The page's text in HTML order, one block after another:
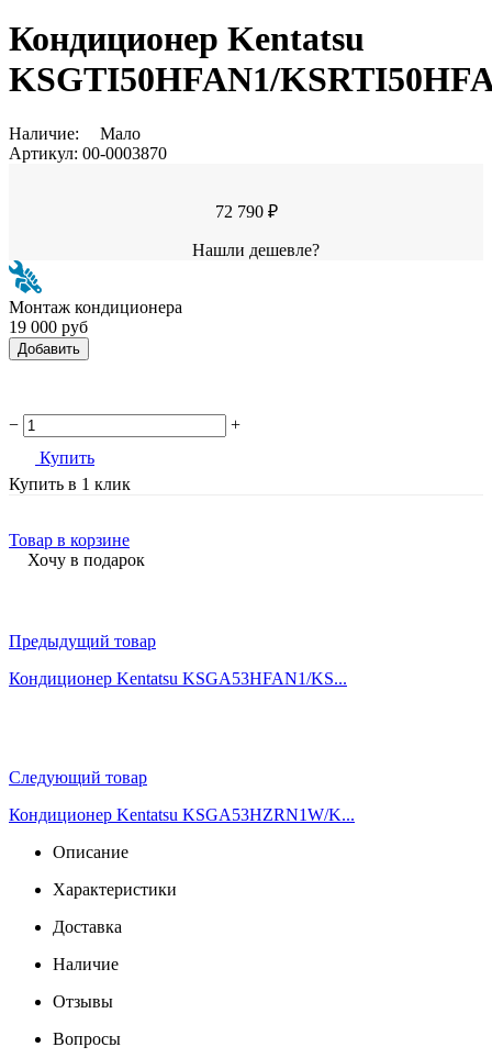
Кондиционер Kentatsu
KSGTI50HFAN1/
Наличие:
Мало
Артикул: 00-0003870
72 790 ₽
Нашли дешевле?
Монтаж кондиционера
19 000 руб
Добавить
−
+
Купить
Купить в 1 клик
Товар в корзине
Хочу в подарок
Предыдущий товар
Кондиционер Kentatsu KSGA53HFAN1/KS...
Следующий товар
Кондиционер Kentatsu KSGA53HZRN1W/K...
Описание
Характеристики
Доставка
Наличие
Отзывы
Вопросы